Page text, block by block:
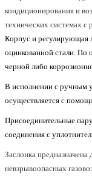
кондиционирования и
технических системах с
Корпус и регулирующая
оцинкованной стали. По
черной либо
В исполнении с ручным
осуществляется с
Присоединительные
соединения с
Заслонка предназначена
невзрывоопасных